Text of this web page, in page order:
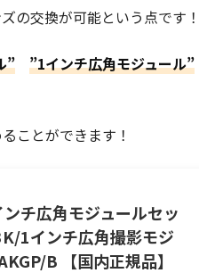
の交換が可能という点です！
” ”1インチ広角モジュール”
ことができます！
チ広角モジュールセッ
1インチ広角撮影モジ
B 【国内正規品】